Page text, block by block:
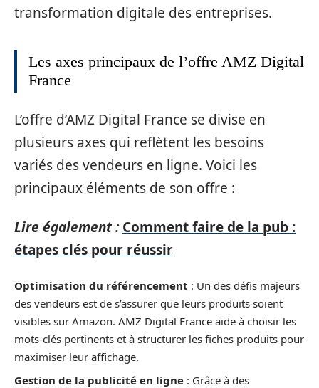
transformation digitale des entreprises.
Les axes principaux de l’offre AMZ Digital
France
L’offre d’AMZ Digital France se divise en
plusieurs axes qui reflètent les besoins
variés des vendeurs en ligne. Voici les
principaux éléments de son offre :
Lire également : Comment faire de la pub :
étapes clés pour réussir
Optimisation du référencement : Un des défis majeurs
des vendeurs est de s’assurer que leurs produits soient
visibles sur Amazon. AMZ Digital France aide à choisir les
mots-clés pertinents et à structurer les fiches produits pour
maximiser leur affichage.
Gestion de la publicité en ligne : Grâce à des